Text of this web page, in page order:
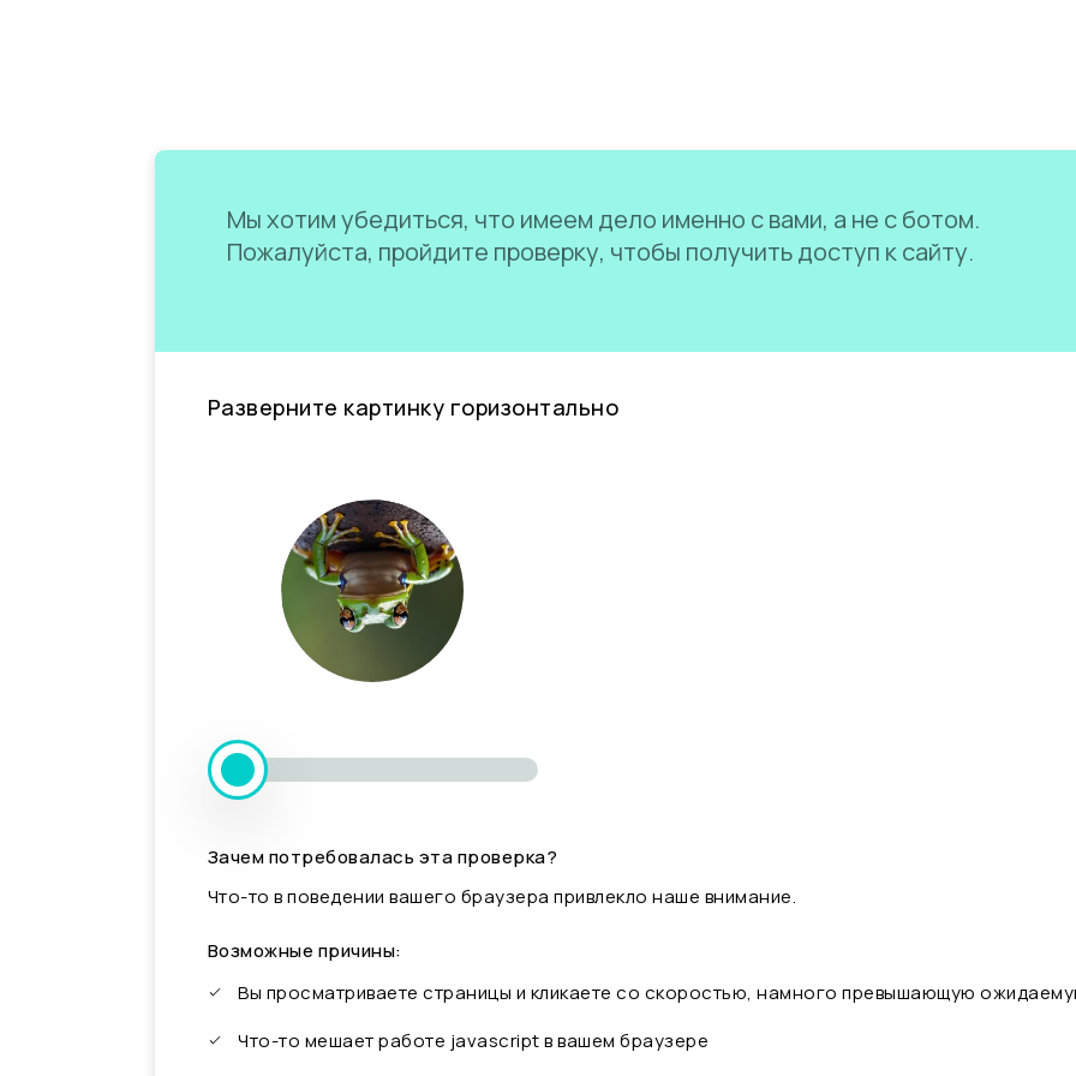
Мы хотим убедиться, что имеем дело именно с вами, а не с ботом.
Пожалуйста, пройдите проверку, чтобы получить доступ к сайту.
Разверните картинку горизонтально
Зачем потребовалась эта проверка?
Что-то в поведении вашего браузера привлекло наше внимание.
Возможные причины:
Вы просматриваете страницы и кликаете со скоростью, намного превышающую
Что-то мешает работе javascript в вашем браузере